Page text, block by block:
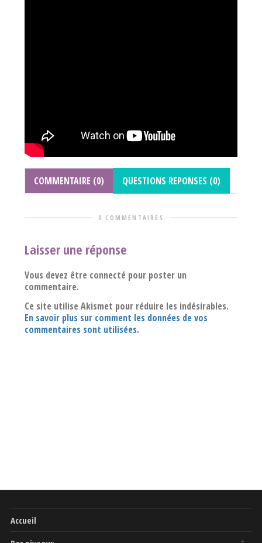
COMMENTAIRE (0) QUESTIONS REPONSES (0)
0 COMMENTAIRES
Laisser une réponse
Vous devez être connecté pour poster un
commentaire.
Ce site utilise Akismet pour réduire les indésirables.
En savoir plus sur comment les données de vos
commentaires sont utilisées.
Accueil